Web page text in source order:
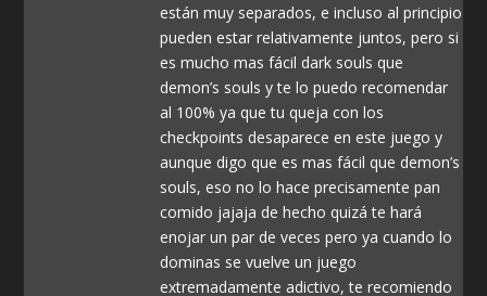
están muy separados, e incluso al principio
pueden estar relativamente juntos, pero si
es mucho mas fácil dark souls que
demon’s souls y te lo puedo recomendar
al 100% ya que tu queja con los
checkpoints desaparece en este juego y
aunque digo que es mas fácil que demon’s
souls, eso no lo hace precisamente pan
comido jajaja de hecho quizá te hará
enojar un par de veces pero ya cuando lo
dominas se vuelve un juego
extremadamente adictivo, te recomiendo